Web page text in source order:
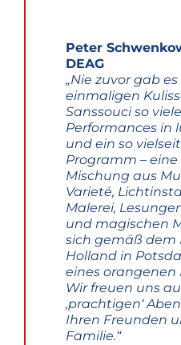
Peter
DEAG
„Nie zuvor gab
einmaligen
Sanssouci so viele
Performances in
und ein so
Programm –
Mischung aus
Varieté,
Malerei,
und magischen
sich gemäß dem
Holland in
eines orangenen
Wir freuen uns
‚prachtigen‘
Ihren Freunden
Familie.“